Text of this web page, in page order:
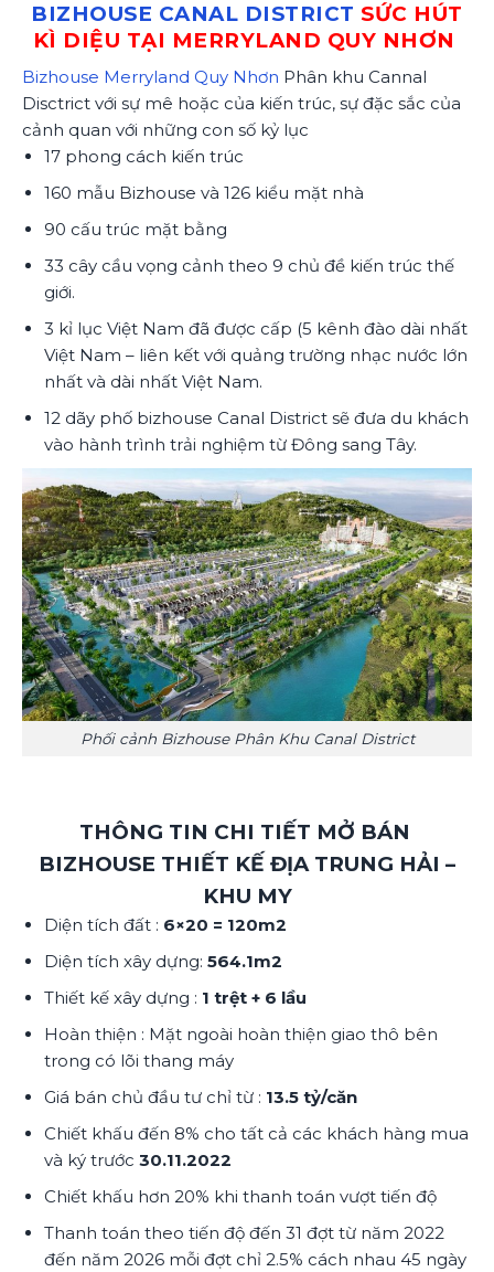
BIZHOUSE CANAL DISTRICT SỨC HÚT
KÌ DIỆU TẠI MERRYLAND QUY NHƠN
Bizhouse Merryland Quy Nhơn Phân khu Cannal
Disctrict với sự mê hoặc của kiến trúc, sự đặc sắc của
cảnh quan với những con số kỷ lục
17 phong cách kiến trúc
160 mẫu Bizhouse và 126 kiểu mặt nhà
90 cấu trúc mặt bằng
33 cây cầu vọng cảnh theo 9 chủ đề kiến trúc thế
giới.
3 kỉ lục Việt Nam đã được cấp (5 kênh đào dài nhất
Việt Nam – liên kết với quảng trường nhạc nước lớn
nhất và dài nhất Việt Nam.
12 dãy phố bizhouse Canal District sẽ đưa du khách
vào hành trình trải nghiệm từ Đông sang Tây.
Phối cảnh Bizhouse Phân Khu Canal District
THÔNG TIN CHI TIẾT MỞ BÁN
BIZHOUSE THIẾT KẾ ĐỊA TRUNG HẢI –
KHU MY
Diện tích đất : 6×20 = 120m2
Diện tích xây dựng: 564.1m2
Thiết kế xây dựng : 1 trệt + 6 lầu
Hoàn thiện : Mặt ngoài hoàn thiện giao thô bên
trong có lõi thang máy
Giá bán chủ đầu tư chỉ từ : 13.5 tỷ/căn
Chiết khấu đến 8% cho tất cả các khách hàng mua
và ký trước 30.11.2022
Chiết khấu hơn 20% khi thanh toán vượt tiến độ
Thanh toán theo tiến độ đến 31 đợt từ năm 2022
đến năm 2026 mỗi đợt chỉ 2.5% cách nhau 45 ngày